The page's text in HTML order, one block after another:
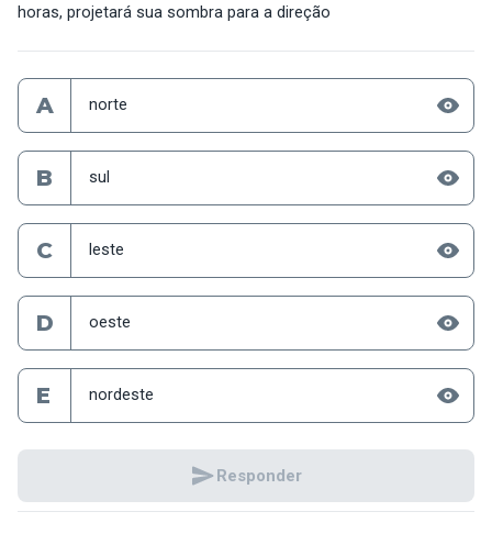
horas, projetará sua sombra para a direção
A norte
B sul
C leste
D oeste
E nordeste
Responder